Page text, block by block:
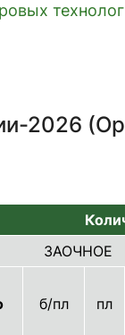
2026
ЗАОЧНОЕ
б/пл пл